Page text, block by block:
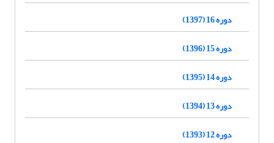
دوره 16 (1397)
دوره 15 (1396)
دوره 14 (1395)
دوره 13 (1394)
دوره 12 (1393)